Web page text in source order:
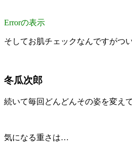
Errorの表示
そしてお肌チェックなんですがつ
冬瓜次郎
続いて毎回どんどんその姿を変え
気になる重さは…